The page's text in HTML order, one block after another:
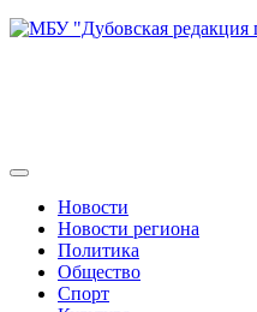
Новости
Новости региона
Политика
Общество
Спорт